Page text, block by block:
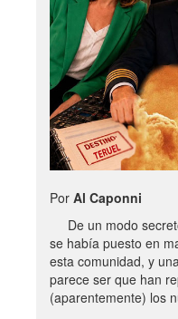
Por Al Caponni
De un modo
se había puesto en
esta comunidad, y
parece ser que han
(aparentemente) los